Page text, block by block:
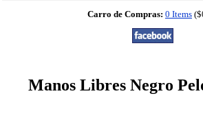
Carro de Compras: 0 Items
Manos Libres Negro